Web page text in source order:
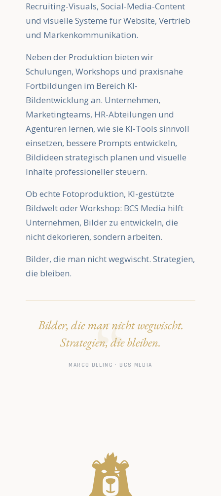
Recruiting-Visuals, Social-Media-Content
und visuelle Systeme für Website, Vertrieb
und Markenkommunikation.
Neben der Produktion bieten wir
Schulungen, Workshops und praxisnahe
Fortbildungen im Bereich KI-
Bildentwicklung an. Unternehmen,
Marketingteams, HR-Abteilungen und
Agenturen lernen, wie sie KI-Tools sinnvoll
einsetzen, bessere Prompts entwickeln,
Bildideen strategisch planen und visuelle
Inhalte professioneller steuern.
Ob echte Fotoproduktion, KI-gestützte
Bildwelt oder Workshop: BCS Media hilft
Unternehmen, Bilder zu entwickeln, die
nicht dekorieren, sondern arbeiten.
Bilder, die man nicht wegwischt. Strategien,
die bleiben.
Bilder, die man nicht wegwischt.
Strategien, die bleiben.
MARCO DELING · BCS MEDIA